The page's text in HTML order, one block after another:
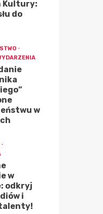
Kultury:
do
w
w
odkryj
i